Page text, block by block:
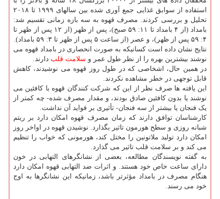
استفاده از سوابق غذایی جمع آوری شده بین سالهای ۱۹۹۹ تا ۲۰۱۸
تحلیل و بررسی کردند. مصرف قهوه به سه بازه زمانی تقسیم شد:
بامداد (از ۴ بامداد تا ۱۱: ۵۹ صبح)، پس از ظهر (از ۱۲ پس از ظهر تا
۴: ۵۹ پس از ظهر)، و عصر (از ساعت ۵ پس از ظهر تا ۳: ۵۹ بامداد).
نتایج نشان داده است کسانیکه به صورت انحصاری در بامداد قهوه می
نوشند بیشترین بهره را از نظر طول عمر و سلامت قلب دارند.
در همین حال، اشخاصی که در طول روز قهوه می نوشیدند، کاهش
قابل توجهی در خطر مشاهده نکردند.
این یافته ها صرف نظر از این که شرکت کنندگان قهوه با کافئین می
نوشند یا بدون کافئین صادق بودند، و مقدار مصرف شده- چه کمتر از
یک فنجان یا بیشتر از سه فنجان- تأثیری بر فواید آن نداشت.
کارشناسان توافق دارند که زمان مصرف قهوه امکان دارد بر ریتم
شبانه روزی و سطح هورمون تاثیر بگذارد. نوشیدن قهوه در اواخر روز
امکان دارد تولید ملاتونین را مختل کند، هورمونی که خواب را تنظیم
می کند و بر سلامت قلب تاثیر می گذارد.
به گفته نویسندگان مطالعه، بعضی از نشانگرهای التهابی در خون
دارای ساعت خاص خود هستند. و اثرات ضد التهابی قهوه امکان دارد
هنگام مصرف در بامداد مؤثرتر باشد، زمانیکه این نشانگرها به اوج
خود می رسند.